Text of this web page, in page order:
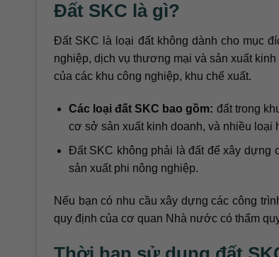
Đất SKC là gì?
Đất SKC là loại đất không dành cho mục
nghiệp, dịch vụ thương mại và sản xuất
của các khu công nghiệp, khu chế xuất.
Các loại đất SKC bao gồm: đất trong
cơ sở sản xuất kinh doanh, và nhiều loại
Đất SKC không phải là đất để xây dựng
sản xuất phi nông nghiệp.
Nếu bạn có nhu cầu xây dựng các công
quy định của cơ quan Nhà nước có thẩm